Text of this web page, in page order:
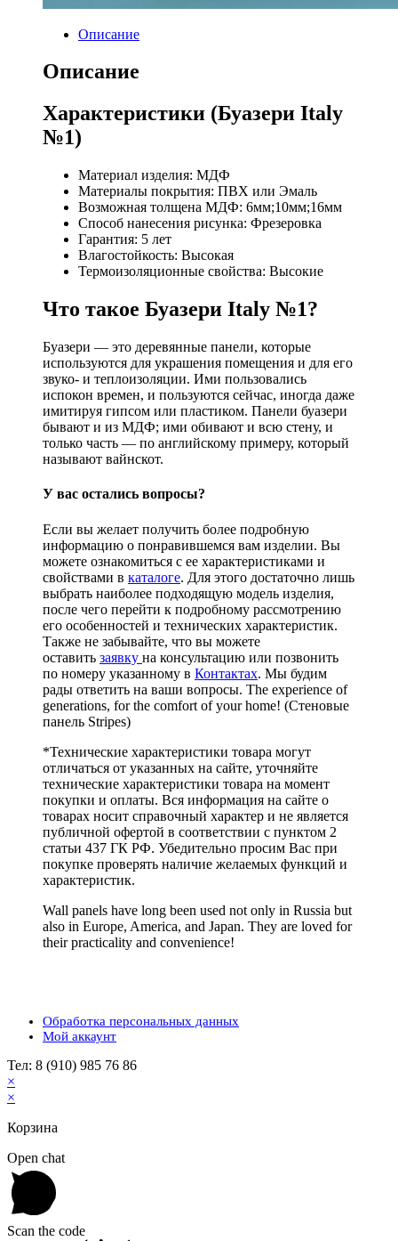
Описание
Описание
Характеристики (Буазери Italy
№1)
Материал изделия: МДФ
Материалы покрытия: ПВХ или Эмаль
Возможная толщена МДФ: 6мм;10мм;16мм
Способ нанесения рисунка: Фрезеровка
Гарантия: 5 лет
Влагостойкость: Высокая
Термоизоляционные свойства: Высокие
Что такое Буазери Italy №1?
Буазери — это деревянные панели, которые
используются для украшения помещения и для его
звуко- и теплоизоляции. Ими пользовались
испокон времен, и пользуются сейчас, иногда даже
имитируя гипсом или пластиком. Панели буазери
бывают и из МДФ; ими обивают и всю стену, и
только часть — по английскому примеру, который
называют вайнскот.
У вас остались вопросы?
Если вы желает получить более подробную
информацию о понравившемся вам изделии. Вы
можете ознакомиться с ее характеристиками и
свойствами в каталоге. Для этого достаточно лишь
выбрать наиболее подходящую модель изделия,
после чего перейти к подробному рассмотрению
его особенностей и технических характеристик.
Также не забывайте, что вы можете
оставить заявку на консультацию или позвонить
по номеру указанному в Контактах. Мы будим
рады ответить на ваши вопросы. The experience of
generations, for the comfort of your home! (Стеновые
панель Stripes)
*Технические характеристики товара могут
отличаться от указанных на сайте, уточняйте
технические характеристики товара на момент
покупки и оплаты. Вся информация на сайте о
товарах носит справочный характер и не является
публичной офертой в соответствии с пунктом 2
статьи 437 ГК РФ. Убедительно просим Вас при
покупке проверять наличие желаемых функций и
характеристик.
Wall panels have long been used not only in Russia but
also in Europe, America, and Japan. They are loved for
their practicality and convenience!
Обработка персональных данных
Мой аккаунт
Тел: 8 (910) 985 76 86
×
×
Корзина
Open chat
Scan the code